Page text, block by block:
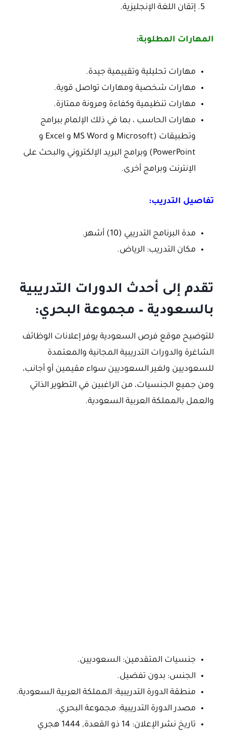
إتقان اللغة الإنجليزية.
المهارات المطلوبة:
مهارات تحليلية وتقييمية جيدة.
مهارات شخصية ومهارات تواصل قوية.
مهارات تنظيمية وكفاءة ومرونة ممتازة.
مهارات الحاسب ، بما في ذلك الإلمام ببرامج
وتطبيقات (Microsoft و MS Word و Excel و
PowerPoint) وبرامج البريد الإلكتروني والبحث على
الإنترنت وبرامج أخرى.
تفاصيل التدريب:
مدة البرنامج التدريبي (10) أشهر.
مكان التدريب: الرياض.
تقدم إلى أحدث الدورات التدريبية
بالسعودية – مجموعة البحري:
للتوضيح موقع فرص السعودية يوفر إعلانات الوظائف
الشاغرة والدورات التدريبية المجانية والمعتمدة
للسعوديين ولغير السعوديين سواء مقيمين أو أجانب،
ومن جميع الجنسيات، من الراغبين في التطوير الذاتي
والعمل بالمملكة العربية السعودية.
جنسيات المتقدمين: السعوديين.
الجنس: بدون تفضيل.
منطقة الدورة التدريبية: المملكة العربية السعودية.
مصدر الدورة التدريبية: مجموعة البحري.
تاريخ نشر الإعلان: 14 ذو القعدة, 1444 هجري